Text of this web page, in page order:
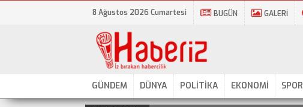
8 Ağustos 2026 Cumartesi BUGÜN GALERİ
GÜNDEM DÜNYA POLİTİKA EKONOMİ SPOR